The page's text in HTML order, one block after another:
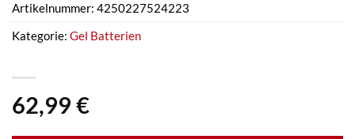
62,99 €
Artikelnummer: 4250227524223
Kategorie: Gel Batterien